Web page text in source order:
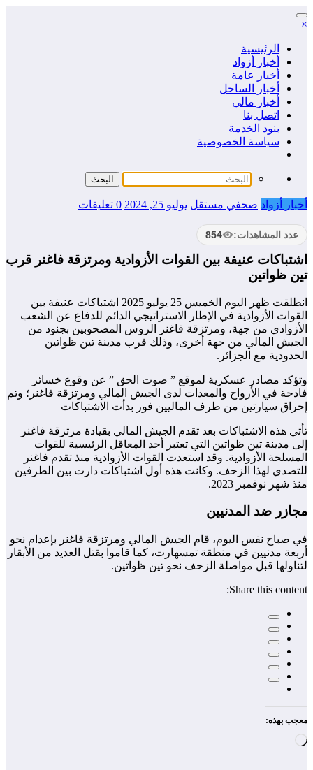
التجاوز
إلى
×
الرئيسية
أخبار أزواد
أخبار عامة
أخبار الساحل
أخبار مالي
اتصل بنا
بنود الخدمة
سياسة الخصوصية
أخبار أزواد صحفي مستقل يوليو 25, 2024 0 تعليقات
عدد المشاهدات: 854
اشتباكات عنيفة بين القوات الأزوادية ومرتزقة فاغنر قرب
تين ظواتين
انطلقت ظهر اليوم الخميس 25 يوليو 2025 اشتباكات عنيفة بين
القوات الأزوادية في الإطار الاستراتيجي الدائم للدفاع عن الشعب
الأزوادي من جهة، ومرتزقة فاغنر الروس المصحوبين بجنود من
الجيش المالي من جهة أخرى، وذلك قرب مدينة تين ظواتين
الحدودية مع الجزائر.
وتؤكد مصادر عسكرية لموقع ” صوت الحق ” عن وقوع خسائر
فادحة في الأرواح والمعدات لدى الجيش المالي ومرتزقة فاغنر؛ وتم
إحراق سيارتين من طرف الماليين فور بدأت الاشتباكات
تأتي هذه الاشتباكات بعد تقدم الجيش المالي بقيادة مرتزقة فاغنر
إلى مدينة تين ظواتين التي تعتبر أحد المعاقل الرئيسية للقوات
المسلحة الأزوادية. وقد استعدت القوات الأزوادية منذ تقدم فاغنر
للتصدي لهذا الزحف. وكانت هذه أول اشتباكات دارت بين الطرفين
منذ شهر نوفمبر 2023.
مجازر ضد المدنيين
في صباح نفس اليوم، قام الجيش المالي ومرتزقة فاغنر بإعدام نحو
أربعة مدنيين في منطقة تمسهارت، كما قاموا بقتل العديد من الأبقار
لتناولها قبل مواصلة الزحف نحو تين ظواتين.
Share this content:
معجب بهذه: